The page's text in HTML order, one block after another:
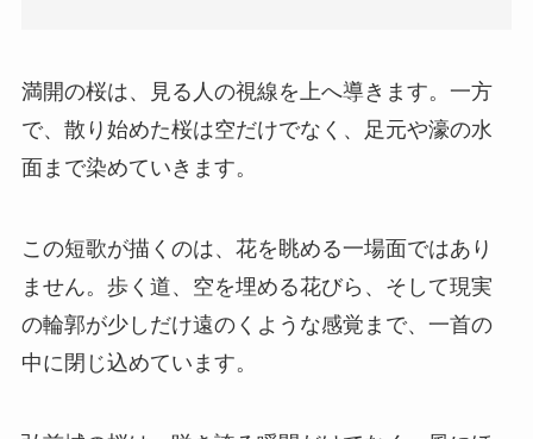
満開の桜は、見る人の視線を上へ導きます。一方
で、散り始めた桜は空だけでなく、足元や濠の水
面まで染めていきます。
この短歌が描くのは、花を眺める一場面ではあり
ません。歩く道、空を埋める花びら、そして現実
の輪郭が少しだけ遠のくような感覚まで、一首の
中に閉じ込めています。